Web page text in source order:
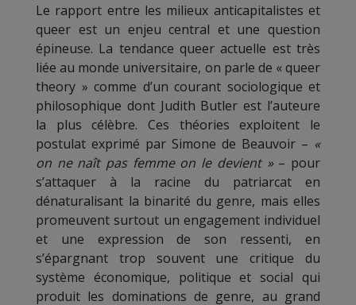
Le rapport entre les milieux anticapitalistes et
queer est un enjeu central et une question
épineuse. La tendance queer actuelle est très
liée au monde universitaire, on parle de « queer
theory » comme d’un courant sociologique et
philosophique dont Judith Butler est l’auteure
la plus célèbre. Ces théories exploitent le
postulat exprimé par Simone de Beauvoir – «
on ne naît pas femme on le devient »– pour
s’attaquer à la racine du patriarcat en
dénaturalisant la binarité du genre, mais elles
promeuvent surtout un engagement individuel
et une expression de son ressenti, en
s’épargnant trop souvent une critique du
système économique, politique et social qui
produit les dominations de genre, au grand